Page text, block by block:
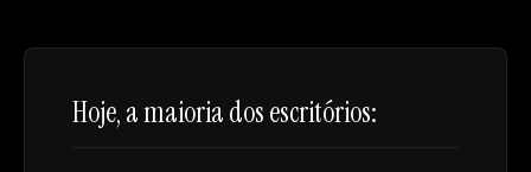
Hoje, a maioria dos escritórios: